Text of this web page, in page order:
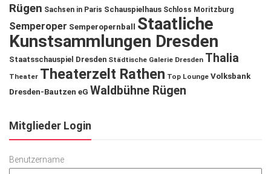
Rügen Sachsen in Paris Schauspielhaus Schloss Moritzburg
Semperoper Semperopernball
Staatliche
Kunstsammlungen Dresden
Staatsschauspiel Dresden Städtische Galerie Dresden Thalia
Theater Theaterzelt Rathen Top Lounge Volksbank
Dresden-Bautzen eG Waldbühne Rügen
Mitglieder Login
Benutzername